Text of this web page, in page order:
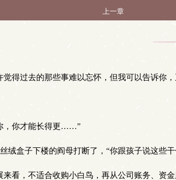
上一章
觉得过去的那些事难以忘怀，但我可以告诉你
，你才能长得更……”
绒盒子下楼的阎母打断了，“你跟孩子说这些
来看，不适合收购小白鸟，再从公司账务、资